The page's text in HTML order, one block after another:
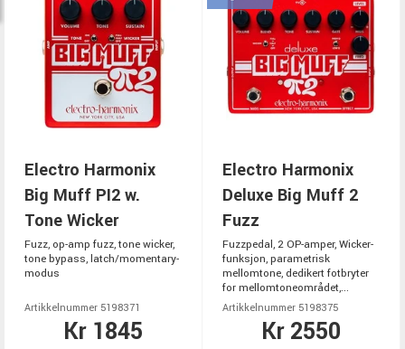
Electro Harmonix
Big Muff PI2 w.
Tone Wicker
Fuzz, op-amp fuzz, tone wicker,
tone bypass, latch/momentary-
modus
Artikkelnummer 5198371
Kr 1845
Electro Harmonix
Deluxe Big Muff 2
Fuzz
Fuzzpedal, 2 OP-amper, Wicker-
funksjon, parametrisk
mellomtone, dedikert fotbryter
for mellomtoneområdet,...
Artikkelnummer 5198375
Kr 2550